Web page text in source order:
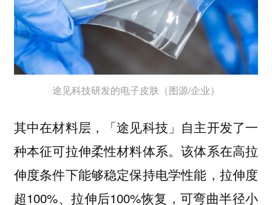
途见科技研发的电子皮肤（图源/企业）
其中在材料层，「途见科技」自主开发了一
种本征可拉伸柔性材料体系。该体系在高拉
伸度条件下能够稳定保持电学性能，拉伸度
超100%、拉伸后100%恢复，可弯曲半径小